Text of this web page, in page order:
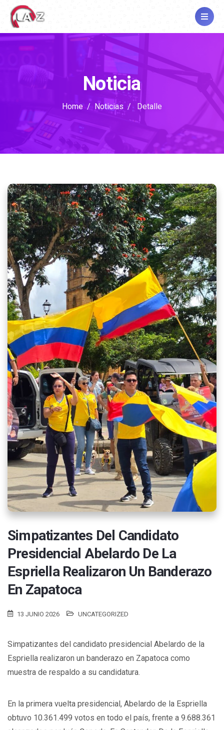
Noticia
Home Noticias Detalle
Simpatizantes Del Candidato
Presidencial Abelardo De La
Espriella Realizaron Un Banderazo
En Zapatoca
13 JUNIO 2026 UNCATEGORIZED
Simpatizantes del candidato presidencial Abelardo de la
Espriella realizaron un banderazo en Zapatoca como
muestra de respaldo a su candidatura.
En la primera vuelta presidencial, Abelardo de la Espriella
obtuvo 10.361.499 votos en todo el país, frente a 9.688.361